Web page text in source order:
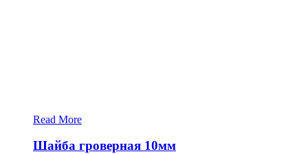
Read More
Шайба гроверная 10мм